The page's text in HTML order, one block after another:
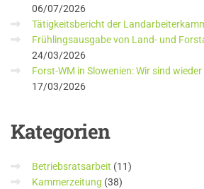
06/07/2026
Tätigkeitsbericht der
Frühlingsausgabe von Land- und
24/03/2026
Forst-WM in Slowenien: Wir sind
17/03/2026
Kategorien
Betriebsratsarbeit (11)
Kammerzeitung (38)